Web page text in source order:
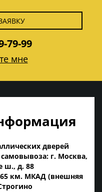
79-99
мне
дверей
г. Москва,
ш., д. 88
65 км. МКАД (внешняя